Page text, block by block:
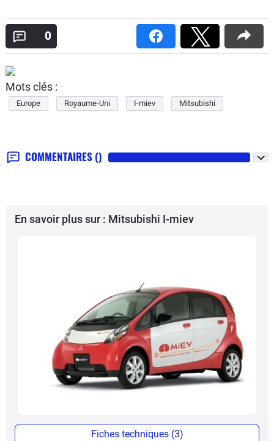
0
Mots clés :
Europe Royaume-Uni I-miev Mitsubishi
COMMENTAIRES ()
En savoir plus sur : Mitsubishi I-miev
Fiches techniques (3)